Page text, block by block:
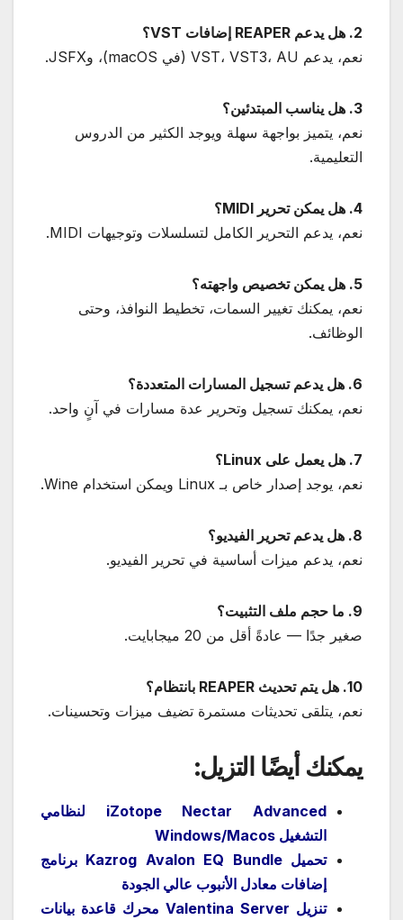
2. هل يدعم REAPER إضافات VST؟
نعم، يدعم VST، VST3، AU (في macOS)، وJSFX.
3. هل يناسب المبتدئين؟
نعم، يتميز بواجهة سهلة ويوجد الكثير من الدروس
التعليمية.
4. هل يمكن تحرير MIDI؟
نعم، يدعم التحرير الكامل لتسلسلات وتوجيهات MIDI.
5. هل يمكن تخصيص واجهته؟
نعم، يمكنك تغيير السمات، تخطيط النوافذ، وحتى
الوظائف.
6. هل يدعم تسجيل المسارات المتعددة؟
نعم، يمكنك تسجيل وتحرير عدة مسارات في آنٍ واحد.
7. هل يعمل على Linux؟
نعم، يوجد إصدار خاص بـ Linux ويمكن استخدام Wine.
8. هل يدعم تحرير الفيديو؟
نعم، يدعم ميزات أساسية في تحرير الفيديو.
9. ما حجم ملف التثبيت؟
صغير جدًا — عادةً أقل من 20 ميجابايت.
10. هل يتم تحديث REAPER بانتظام؟
نعم، يتلقى تحديثات مستمرة تضيف ميزات وتحسينات.
يمكنك أيضًا التزيل:
iZotope Nectar Advanced لنظامي
التشغيل Windows/Macos
تحميل Kazrog Avalon EQ Bundle برنامج
إضافات معادل الأنبوب عالي الجودة
تنزيل Valentina Server محرك قاعدة بيانات